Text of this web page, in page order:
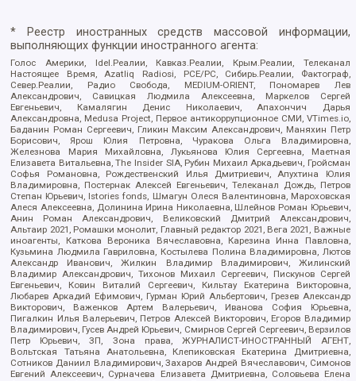
* Реестр иностранных средств массовой информации,
выполняющих функции иностранного агента:
Голос Америки, Idel.Реалии, Кавказ.Реалии, Крым.Реалии, Телеканал
Настоящее Время, Azatliq Radiosi, PCE/PC, Сибирь.Реалии, Фактограф,
Север.Реалии, Радио Свобода, MEDIUM-ORIENT, Пономарев Лев
Александрович, Савицкая Людмила Алексеевна, Маркелов Сергей
Евгеньевич, Камалягин Денис Николаевич, Апахончич Дарья
Александровна, Medusa Project, Первое антикоррупционное СМИ, VTimes.io,
Баданин Роман Сергеевич, Гликин Максим Александрович, Маняхин Петр
Борисович, Ярош Юлия Петровна, Чуракова Ольга Владимировна,
Железнова Мария Михайловна, Лукьянова Юлия Сергеевна, Маетная
Елизавета Витальевна, The Insider SIA, Рубин Михаил Аркадьевич, Гройсман
Софья Романовна, Рождественский Илья Дмитриевич, Апухтина Юлия
Владимировна, Постернак Алексей Евгеньевич, Телеканал Дождь, Петров
Степан Юрьевич, Istories fonds, Шмагун Олеся Валентиновна, Мароховская
Алеся Алексеевна, Долинина Ирина Николаевна, Шлейнов Роман Юрьевич,
Анин Роман Александрович, Великовский Дмитрий Александрович,
Альтаир 2021, Ромашки монолит, Главный редактор 2021, Вега 2021, Важные
иноагенты, Каткова Вероника Вячеславовна, Карезина Инна Павловна,
Кузьмина Людмила Гавриловна, Костылева Полина Владимировна, Лютов
Александр Иванович, Жилкин Владимир Владимирович, Жилинский
Владимир Александрович, Тихонов Михаил Сергеевич, Пискунов Сергей
Евгеньевич, Ковин Виталий Сергеевич, Кильтау Екатерина Викторовна,
Любарев Аркадий Ефимович, Гурман Юрий Альбертович, Грезев Александр
Викторович, Важенков Артем Валерьевич, Иванова София Юрьевна,
Пигалкин Илья Валерьевич, Петров Алексей Викторович, Егоров Владимир
Владимирович, Гусев Андрей Юрьевич, Смирнов Сергей Сергеевич, Верзилов
Петр Юрьевич, ЗП, Зона права, ЖУРНАЛИСТ-ИНОСТРАННЫЙ АГЕНТ,
Вольтская Татьяна Анатольевна, Клепиковская Екатерина Дмитриевна,
Сотников Даниил Владимирович, Захаров Андрей Вячеславович, Симонов
Евгений Алексеевич, Сурначева Елизавета Дмитриевна, Соловьева Елена